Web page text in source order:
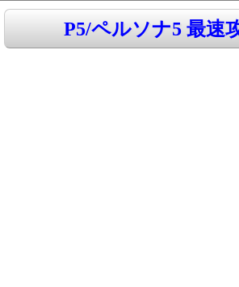
P5/ペルソナ5 最速